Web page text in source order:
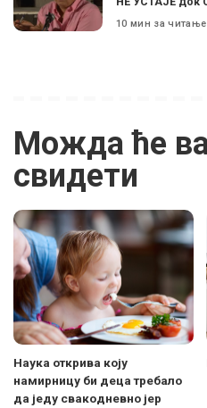
10 мин за читање
Можда ће
свидети
Наука открива коју
намирницу би деца требало
да једу свакодневно јер